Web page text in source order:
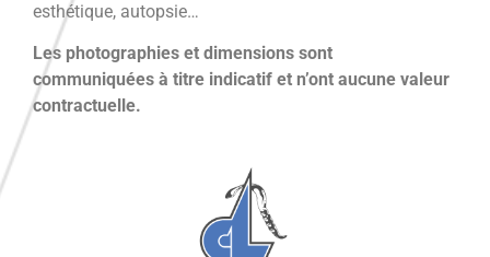
esthétique, autopsie…
Les photographies et dimensions sont
communiquées à titre indicatif et n’ont aucune valeur
contractuelle.